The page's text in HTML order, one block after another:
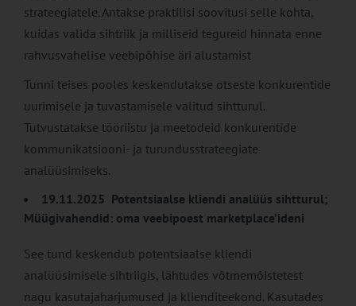
strateegiatele. Antakse praktilisi soovitusi selle kohta,
kuidas valida sihtriik ja milliseid tegureid hinnata enne
rahvusvahelise veebipõhise äri alustamist
Tunni teises pooles keskendutakse otseste konkurentide
uurimisele ja tuvastamisele valitud sihtturul.
Tutvustatakse tööriistu ja meetodeid konkurentide
kommunikatsiooni- ja turundusstrateegiate
analüüsimiseks.
19.11.2025 Potentsiaalse kliendi analüüs sihtturul;
Müügivahendid: oma veebipoest marketplace’ideni
See tund keskendub potentsiaalse kliendi
analüüsimisele sihtriigis, lähtudes võtmemõistetest
nagu kasutajaharjumused ja klienditeekond. Kasutades